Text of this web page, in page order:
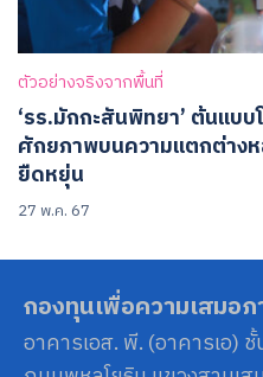
ตัวอย่างจริงจากพื้นที่
‘รร.มักกะสันพิทยา’ ต้นแบ
ศักยภาพบนความแตกต่าง
ยืดหยุ่น
27 พ.ค. 67
กองทุนเพื่อความเสมอ
อาคารเอส. พี. (อาคารเอ)